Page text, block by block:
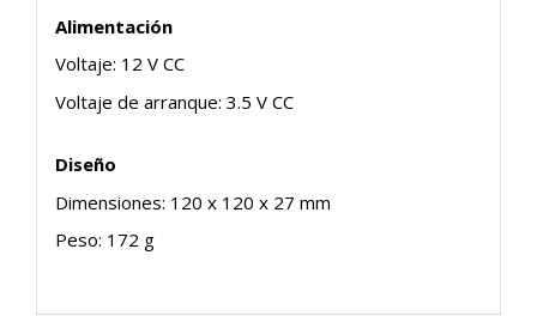
Alimentación
Voltaje: 12 V CC
Voltaje de arranque: 3.5 V CC
Diseño
Dimensiones: 120 x 120 x 27 mm
Peso: 172 g